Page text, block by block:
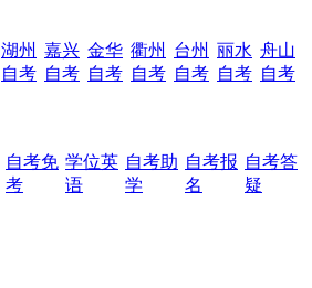
湖州
自考
嘉兴
自考
金华
自考
衢州
自考
台州
自考
丽水
自考
舟山
自考
自考免
考
学位英
语
自考助
学
自考报
名
自考答
疑